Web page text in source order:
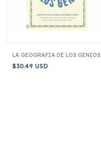
LA GEOGRAFIA DE LOS GENIOS
$30.49 USD